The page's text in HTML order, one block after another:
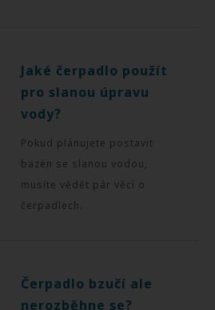
Jaké čerpadlo použít
pro slanou úpravu
vody?
Pokud plánujete postavit
bazén se slanou vodou,
musíte vědět pár věcí o
čerpadlech.
Čerpadlo bzučí ale
nerozběhne se?